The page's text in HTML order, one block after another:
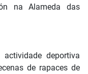
na Alameda das
deportiva
de rapaces de